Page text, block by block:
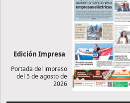
Edición Impresa
Portada del impreso
del 5 de agosto de
2026